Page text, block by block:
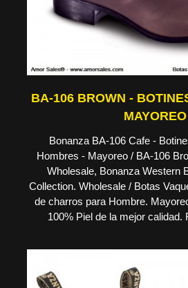
BA-106 BROWN -
MAYOREO
Bonanza BA-106 Cafe -
Hombres - Mayoreo / BA-106
Wholesale, Bonanza Western
Collection. Wholesale / Botas
de charros para Hombre.
100% Piel de la mejor calidad.